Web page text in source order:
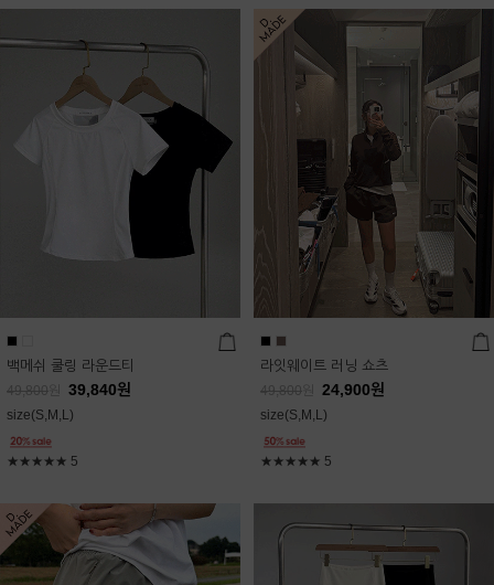
백메쉬 쿨링 라운드티
49,800 39,840원
size(S,M,L)
★★★★★ 5
라잇웨이트 러닝 쇼츠
49,800 24,900원
size(S,M,L)
★★★★★ 5